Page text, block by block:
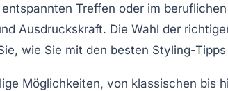
Treffen oder im
Ausdruckskraft. Die Wahl der
wie Sie mit den besten Styling-
Möglichkeiten, von klassischen bis